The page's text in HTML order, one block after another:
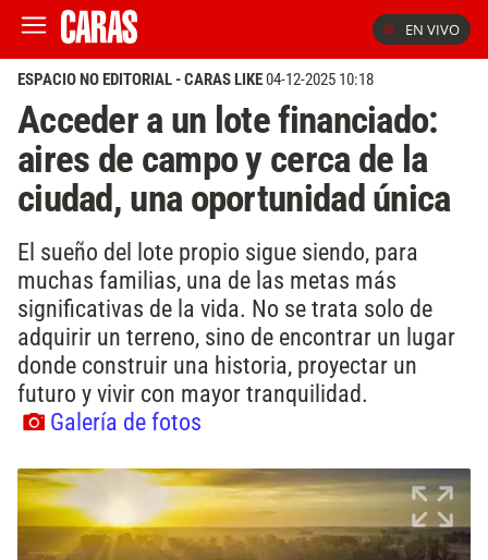
EN VIVO
ESPACIO NO EDITORIAL - CARAS LIKE04-12-2025 10:18
Acceder a un lote financiado:
aires de campo y cerca de la
ciudad, una oportunidad única
El sueño del lote propio sigue siendo, para
muchas familias, una de las metas más
significativas de la vida. No se trata solo de
adquirir un terreno, sino de encontrar un lugar
donde construir una historia, proyectar un
futuro y vivir con mayor tranquilidad.
Galería de fotos